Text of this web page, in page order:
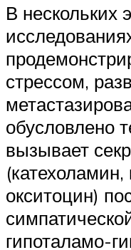
В нескольких
стрессом,
обусловлено
вызывает
(катехоламин,
окситоцин)
гипоталамо-